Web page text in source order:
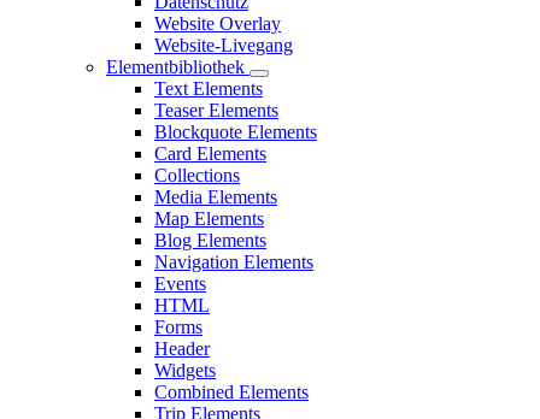
Website Overlay
Website-Livegang
Elementbibliothek
Text Elements
Teaser Elements
Blockquote Elements
Card Elements
Collections
Media Elements
Map Elements
Blog Elements
Navigation Elements
Events
HTML
Forms
Header
Widgets
Combined Elements
Trip Elements